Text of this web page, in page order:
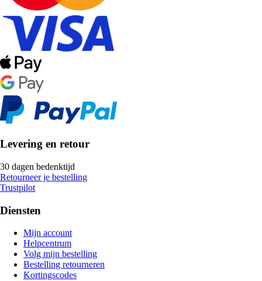
Levering en retour
30 dagen bedenktijd
Retourneer je bestelling
Trustpilot
Diensten
Mijn account
Helpcentrum
Volg mijn bestelling
Bestelling retourneren
Kortingscodes